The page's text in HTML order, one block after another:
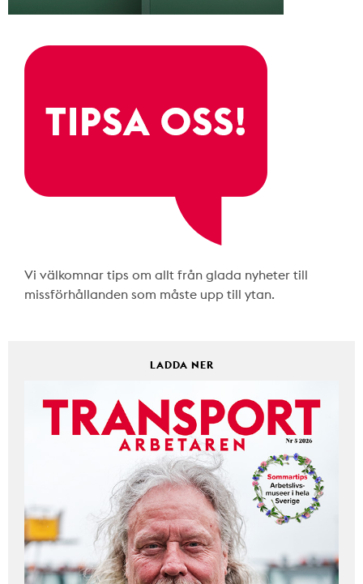
Vi välkomnar tips om allt från glada nyheter till
missförhållanden som måste upp till ytan.
LADDA NER